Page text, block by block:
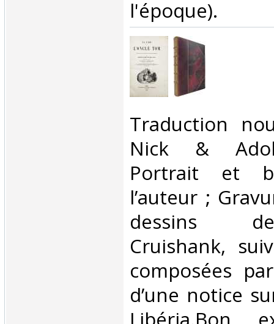
l'époque). ‎
‎Traduction
Nick &
Portrait et
l’auteur ;
dessins
Cruishank,
composées
d’une notice